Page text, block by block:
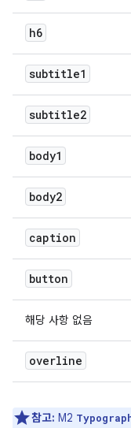
h6
subtitle1
subtitle2
body1
body2
caption
button
해당 사항 없음
overline
참고: M2